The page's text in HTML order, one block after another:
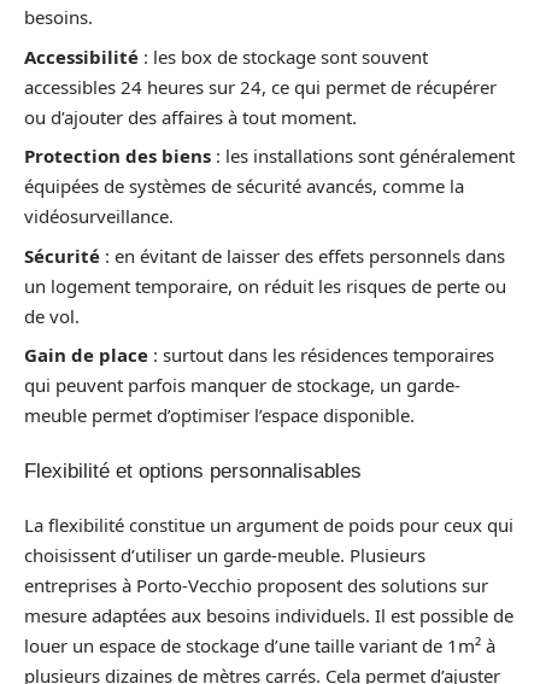
besoins.
Accessibilité : les box de stockage sont souvent
accessibles 24 heures sur 24, ce qui permet de récupérer
ou d’ajouter des affaires à tout moment.
Protection des biens : les installations sont généralement
équipées de systèmes de sécurité avancés, comme la
vidéosurveillance.
Sécurité : en évitant de laisser des effets personnels dans
un logement temporaire, on réduit les risques de perte ou
de vol.
Gain de place : surtout dans les résidences temporaires
qui peuvent parfois manquer de stockage, un garde-
meuble permet d’optimiser l’espace disponible.
Flexibilité et options personnalisables
La flexibilité constitue un argument de poids pour ceux qui
choisissent d’utiliser un garde-meuble. Plusieurs
entreprises à Porto-Vecchio proposent des solutions sur
mesure adaptées aux besoins individuels. Il est possible de
louer un espace de stockage d’une taille variant de 1m² à
plusieurs dizaines de mètres carrés. Cela permet d’ajuster